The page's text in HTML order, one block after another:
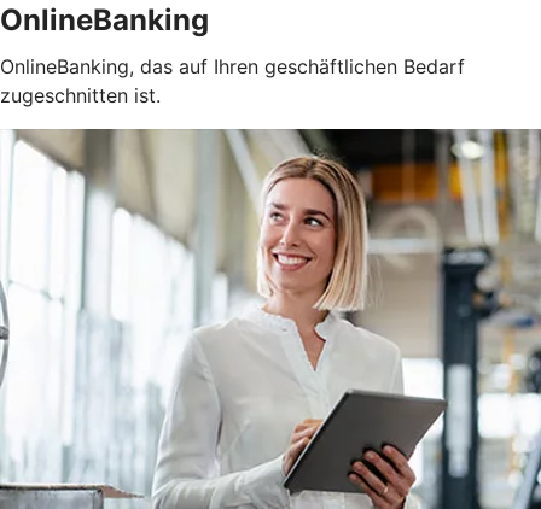
OnlineBanking
OnlineBanking, das auf Ihren geschäftlichen Bedarf
zugeschnitten ist.